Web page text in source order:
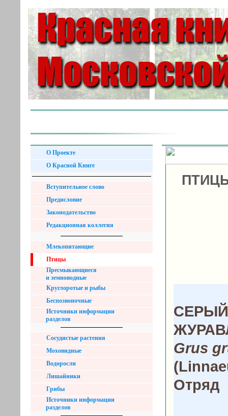
О Проекте
О Красной Книге
Вступительное слово
Предисловие
Законодательство
Редакционная коллегия
Млекопитающие
Птицы
Пресмыкающиеся
и земноводные
Круглоротые и рыбы
Беспозвоночные
Источники информации
разделов
Сосудистые растения
Моховидные
Водоросли
Лишайники
Грибы
Источники информации
разделов
СЕРЫЙ
Grus
Отряд